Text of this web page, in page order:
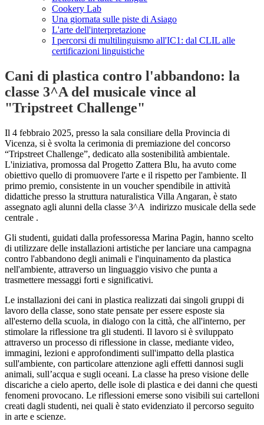
Cookery Lab
Una giornata sulle piste di Asiago
L'arte dell'interpretazione
I percorsi di multilinguismo all'IC1: dal CLIL alle
certificazioni linguistiche
Cani di plastica contro l'abbandono: la
classe 3^A del musicale vince al
"Tripstreet Challenge"
Il 4 febbraio 2025, presso la sala consiliare della Provincia di
Vicenza, si è svolta la cerimonia di premiazione del concorso
“Tripstreet Challenge”, dedicato alla sostenibilità ambientale.
L'iniziativa, promossa dal Progetto Zattera Blu, ha avuto come
obiettivo quello di promuovere l'arte e il rispetto per l'ambiente. Il
primo premio, consistente in un voucher spendibile in attività
didattiche presso la struttura naturalistica Villa Angaran, è stato
assegnato agli alunni della classe 3^A indirizzo musicale della sede
centrale .
Gli studenti, guidati dalla professoressa Marina Pagin, hanno scelto
di utilizzare delle installazioni artistiche per lanciare una campagna
contro l'abbandono degli animali e l'inquinamento da plastica
nell'ambiente, attraverso un linguaggio visivo che punta a
trasmettere messaggi forti e significativi.
Le installazioni dei cani in plastica realizzati dai singoli gruppi di
lavoro della classe, sono state pensate per essere esposte sia
all'esterno della scuola, in dialogo con la città, che all'interno, per
stimolare la riflessione tra gli studenti. Il lavoro si è sviluppato
attraverso un processo di riflessione in classe, mediante video,
immagini, lezioni e approfondimenti sull'impatto della plastica
sull'ambiente, con particolare attenzione agli effetti dannosi sugli
animali, sull’acqua e sugli oceani. La classe ha preso visione delle
discariche a cielo aperto, delle isole di plastica e dei danni che questi
fenomeni provocano. Le riflessioni emerse sono visibili sui cartelloni
creati dagli studenti, nei quali è stato evidenziato il percorso seguito
in arte e scienze.